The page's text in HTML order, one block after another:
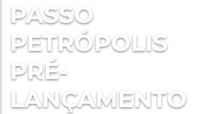
PASSO
PETRÓPOLIS
PRÉ-
LANÇAMENTO